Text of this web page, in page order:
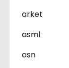
arket
asml
asn